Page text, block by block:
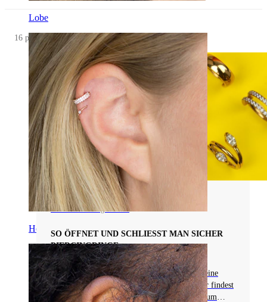
Lobe
Helix
16 posts
Arten von Piercingschmuck
SO ÖFFNET UND SCHLIESST MAN SICHER P
IERCINGRINGE
Lies diesen Artikel, um zu erfahren, wie du deine
Ringe sicher öffnen und schließen kannst. Hier findest
du Tipps von Profis und bewährte Methoden, um